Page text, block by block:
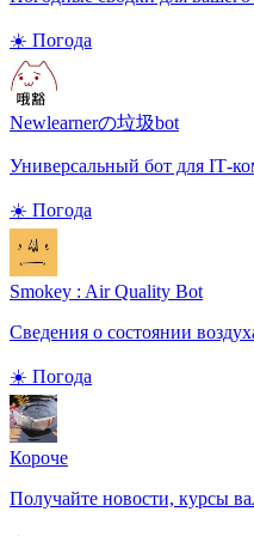
☀️ Погода
Newlearnerの垃圾bot
Универсальный бот для
☀️ Погода
Smokey : Air Quality Bot
Сведения о состоянии
☀️ Погода
Короче
Получайте новости, курсы